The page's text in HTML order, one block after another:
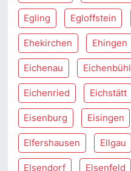
Egling Egloffstein
Ehekirchen Ehingen
Eichenau Eichenbühl
Eichenried Eichstätt
Eisenburg Eisingen
Elfershausen Ellgau
Elsendorf Elsenfeld